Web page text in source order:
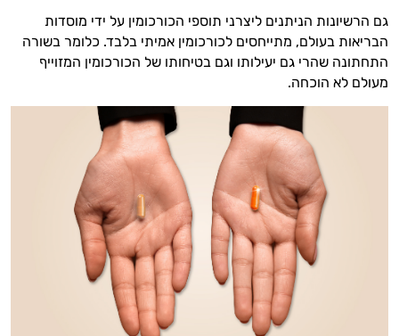
גם הרשיונות הניתנים ליצרני תוספי הכורכומין על ידי מוסדות
הבריאות בעולם, מתייחסים לכורכומין אמיתי בלבד. כלומר בשורה
התחתונה שהרי גם יעילותו וגם בטיחותו של הכורכומין המזוייף
מעולם לא הוכחה.
אני כאן כדי לעזור לך להתאים את תוספי
התזונה ומוצרי הבריאות המדויקים למטרות
ולמצב הגופני שלך, ולהסביר לך אילו רכיבים
עובדים יחד כדי למקסם תוצאות גם בחיי היום
יום וגם בתחום הכושר והספורט.
המטרה שלי היא להתאים עבורך המלצות
אישיות מבוססות מדעית.
זה הזמן להתחיל. איך אוכל לעזור?